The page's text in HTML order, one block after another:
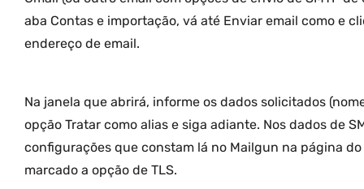
aba Contas e importação, vá até Enviar email como e
endereço de email.
Na janela que abrirá, informe os dados solicitados
opção Tratar como alias e siga adiante. Nos dados de
configurações que constam lá no Mailgun na página
marcado a opção de TLS.